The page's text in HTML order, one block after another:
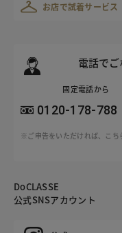
お店で試着サービス
電話で
固定電話から
0120-178-788
※ご申告をいただければ、こち
DoCLASSE
公式SNSアカウント